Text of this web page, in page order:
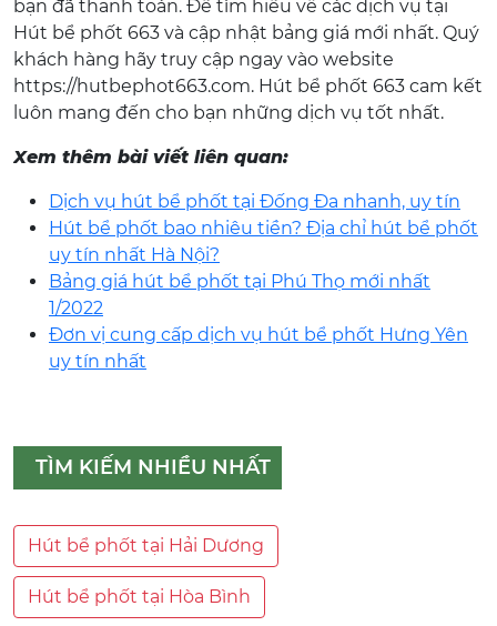
bạn đã thanh toán. Để tìm hiểu về các dịch vụ tại
Hút bể phốt 663 và cập nhật bảng giá mới nhất. Quý
khách hàng hãy truy cập ngay vào website
https://hutbephot663.com. Hút bể phốt 663 cam kết
luôn mang đến cho bạn những dịch vụ tốt nhất.
Xem thêm bài viết liên quan:
Dịch vụ hút bể phốt tại Đống Đa nhanh, uy tín
Hút bể phốt bao nhiêu tiền? Địa chỉ hút bể phốt
uy tín nhất Hà Nội?
Bảng giá hút bể phốt tại Phú Thọ mới nhất
1/2022
Đơn vị cung cấp dịch vụ hút bể phốt Hưng Yên
uy tín nhất
TÌM KIẾM NHIỀU NHẤT
Hút bể phốt tại Hải Dương
Hút bể phốt tại Hòa Bình